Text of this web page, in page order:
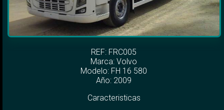
REF: FRC005
Marca:Volvo
Modelo: FH 16 580
Año: 2009
Caracteristicas